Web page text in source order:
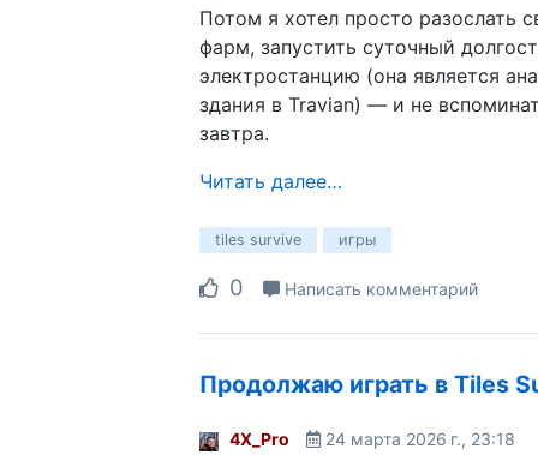
Потом я хотел просто разослать
фарм, запустить суточный
электростанцию (она является
здания в Travian) — и не
завтра.
Читать далее…
tiles survive игры
0 Написать комментарий
Продолжаю играть в Tiles
4X_Pro 24 марта 2026 г., 23:18